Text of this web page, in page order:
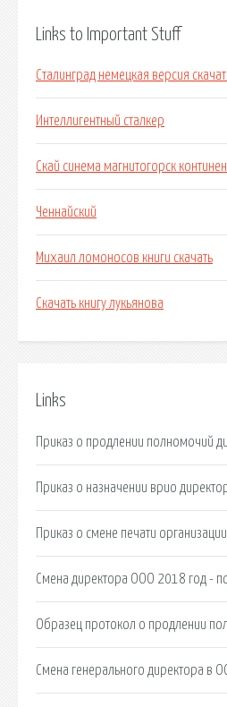
Links to Important Stuff
Сталинград немецкая версия
Интеллигентный сталкер
Скай синема магнитогорск
Ченнайский
Михаил ломоносов книги скачать
Скачать книгу лукьянова
Links
Приказ о продлении полномочий
Приказ о назначении врио
Приказ о смене печати
Смена директора ООО 2018 год -
Образец протокол о продлении
Смена генерального директора в